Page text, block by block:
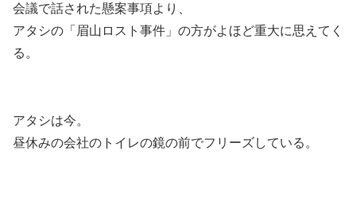
会議で話された懸案事項より、
アタシの「眉山ロスト事件」の方がよほど重大に思えてく
る。
アタシは今。
昼休みの会社のトイレの鏡の前でフリーズしている。